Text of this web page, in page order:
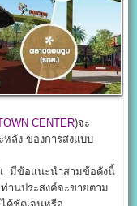
CENTER)จะ
ลัง ของการส่งแบบ
มีข้อแนะนำสามข้อดังนี้
นประสงค์จะขายตาม